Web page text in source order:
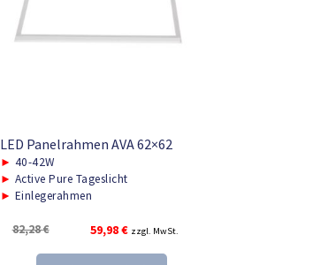
LED Panelrahmen AVA 62×62
► 40-42W
► Active Pure Tageslicht
► Einlegerahmen
82,28€
Ursprünglicher
59,98€Aktueller
zzgl. MwSt.